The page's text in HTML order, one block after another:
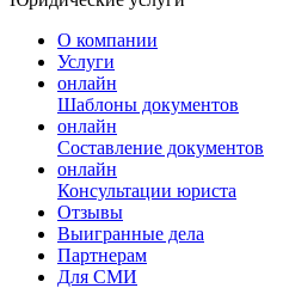
О компании
Услуги
онлайн
Шаблоны документов
онлайн
Составление документов
онлайн
Консультации юриста
Отзывы
Выигранные дела
Партнерам
Для СМИ